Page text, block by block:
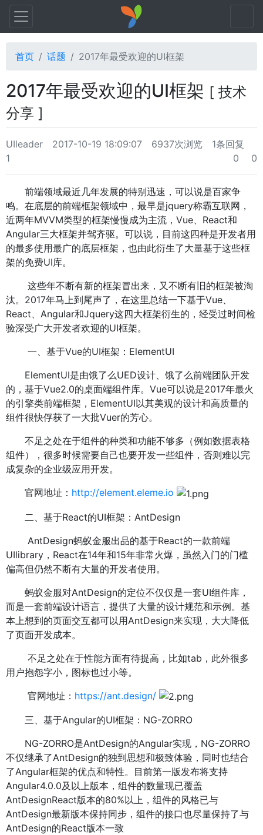
首页 话题 2017年最受欢迎的UI框架
2017年最受欢迎的UI框架 [ 技术
分享 ]
UIleader 2017-10-19 18:09:07 6937次浏览
1条回复
1
0 0
前端领域最近几年发展的特别迅速，可以说是百家争
鸣。在底层的前端框架领域中，最早是jquery称霸互联网，
近两年MVVM类型的框架慢慢成为主流，Vue、React和
Angular三大框架并驾齐驱。可以说，目前这四种是开发者用
的最多使用最广的底层框架，也由此衍生了大量基于这些框
架的免费UI库。
这些年不断有新的框架冒出来，又不断有旧的框架被淘
汰。2017年马上到尾声了，在这里总结一下基于Vue、
React、Angular和Jquery这四大框架衍生的，经受过时间检
验深受广大开发者欢迎的UI框架。
一、基于Vue的UI框架：ElementUI
ElementUI是由饿了么UED设计、饿了么前端团队开发
的，基于Vue2.0的桌面端组件库。Vue可以说是2017年最火
的引擎类前端框架，ElementUI以其美观的设计和高质量的
组件很快俘获了一大批Vuer的芳心。
不足之处在于组件的种类和功能不够多（例如数据表格
组件），很多时候需要自己也要开发一些组件，否则难以完
成复杂的企业级应用开发。
官网地址： http://element.eleme.io
二、基于React的UI框架：AntDesign
AntDesign蚂蚁金服出品的基于React的一款前端
UIlibrary，React在14年和15年非常火爆，虽然入门的门槛
偏高但仍然不断有大量的开发者使用。
蚂蚁金服对AntDesign的定位不仅仅是一套UI组件库，
而是一套前端设计语言，提供了大量的设计规范和示例。基
本上想到的页面交互都可以用AntDesign来实现，大大降低
了页面开发成本。
不足之处在于性能方面有待提高，比如tab，此外很多
用户抱怨字小，图标也过小等。
官网地址： https://ant.design/
三、基于Angular的UI框架：NG-ZORRO
NG-ZORRO是AntDesign的Angular实现，NG-ZORRO
不仅继承了AntDesign的独到思想和极致体验，同时也结合
了Angular框架的优点和特性。目前第一版发布将支持
Angular4.0.0及以上版本，组件的数量现已覆盖
AntDesignReact版本的80%以上，组件的风格已与
AntDesign最新版本保持同步，组件的接口也尽量保持了与
AntDesign的React版本一致